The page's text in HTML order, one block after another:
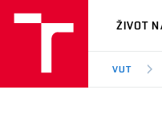
VUT
ŽIVOT
VUT